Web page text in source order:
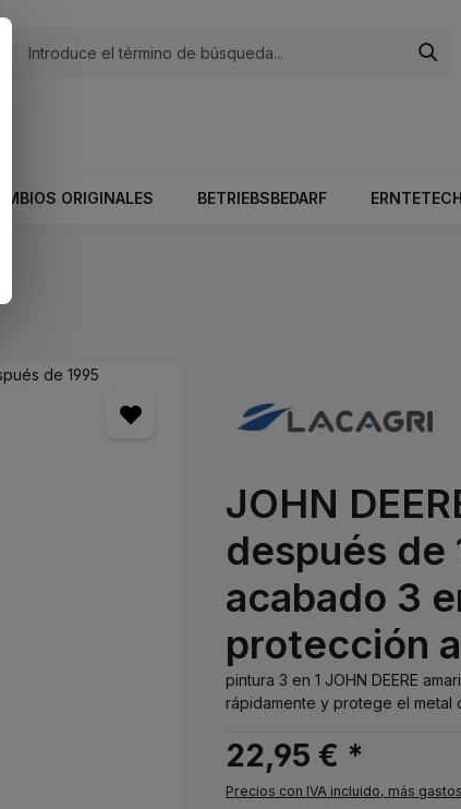
ORIGINALES BETRIEBSBEDARF
JOHN
después de
acabado 3
protección
pintura 3 en 1 JOHN DEERE
rápidamente y protege el metal
22,95 € *
Precios con IVA incluido, más